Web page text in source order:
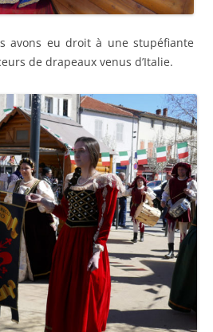
avons eu droit à une stupéfiante
de drapeaux venus d’Italie.